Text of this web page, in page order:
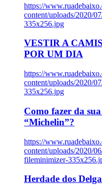
https://
content/uploads/2020/
335x256.jpg
VESTIR A
POR UM DIA
https://
content/uploads/2020/
335x256.jpg
Como fazer da
“Michelin”?
https://
content/uploads/2020/
fileminimizer-
Herdade dos